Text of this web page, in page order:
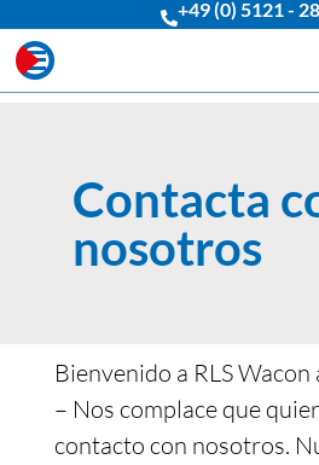
+49 (0) 5121 -
Contacta
nosotros
Bienvenido a RLS
– Nos complace que
contacto con nosotros.